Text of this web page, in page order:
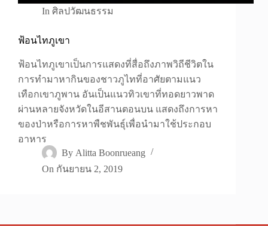
In ศิลปวัฒนธรรม
ฟ้อนไทภูเขา
ฟ้อนไทภูเขาเป็นการแสดงที่สื่อถึงภาพวิถีชีวิตใน
การทำมาหากินของชาวภูไทที่อาศัยตามแนว
เทือกเขาภูพาน อันเป็นแนวทิวเขาที่ทอดยาวพาด
ผ่านหลายจังหวัดในอีสานตอนบน แสดงถึงการหา
ของป่าหรือการหาพืชพันธุ์เพื่อนำมาใช้ประกอบ
อาหาร
By Alitta Boonrueang
On กันยายน 2, 2019